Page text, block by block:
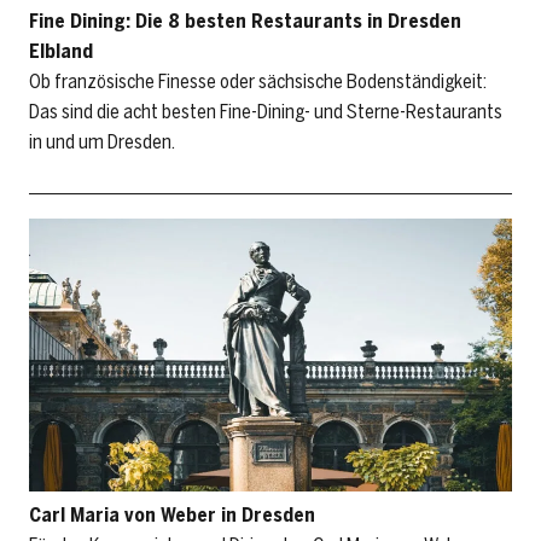
Fine Dining: Die 8 besten Restaurants in Dresden
Elbland
Ob französische Finesse oder sächsische Bodenständigkeit:
Das sind die acht besten Fine-Dining- und Sterne-Restaurants
in und um Dresden.
Carl Maria von Weber in Dresden